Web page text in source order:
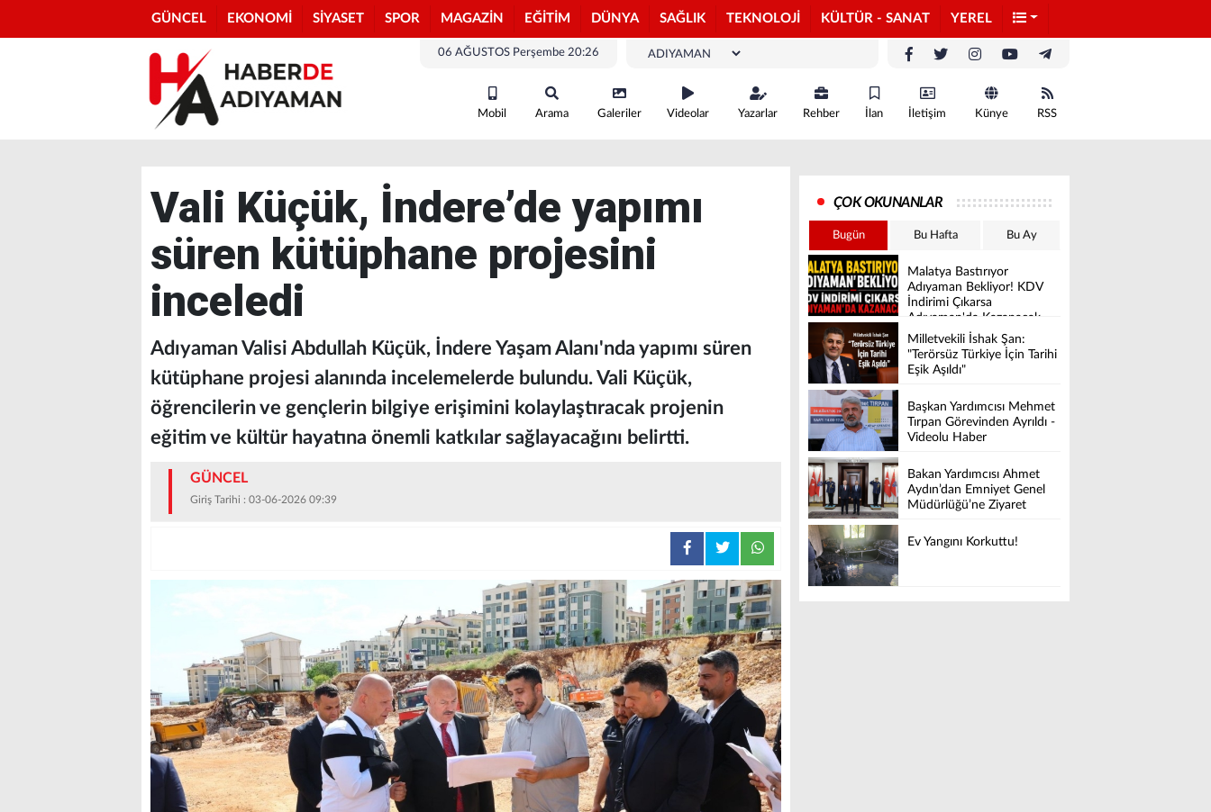
GÜNCEL EKONOMİ SİYASET SPOR MAGAZİN EĞİTİM DÜNYA SAĞLIK TEKNOLOJİ KÜLTÜR - SANAT YEREL
06 AĞUSTOS Perşembe 20:26
Mobil Arama Galeriler Videolar Yazarlar Rehber İlan İletişim Künye RSS
Vali Küçük, İndere’de yapımı
süren kütüphane projesini
inceledi
Adıyaman Valisi Abdullah Küçük, İndere Yaşam Alanı'nda yapımı süren
kütüphane projesi alanında incelemelerde bulundu. Vali Küçük,
öğrencilerin ve gençlerin bilgiye erişimini kolaylaştıracak projenin
eğitim ve kültür hayatına önemli katkılar sağlayacağını belirtti.
GÜNCEL
Giriş Tarihi : 03-06-2026 09:39
ÇOK OKUNANLAR
Bugün Bu Hafta Bu Ay
Malatya Bastırıyor
Adıyaman Bekliyor! KDV
İndirimi Çıkarsa
Adıyaman'da Kazanacak
Milletvekili İshak Şan:
"Terörsüz Türkiye İçin Tarihi
Eşik Aşıldı"
Başkan Yardımcısı Mehmet
Tırpan Görevinden Ayrıldı -
Videolu Haber
Bakan Yardımcısı Ahmet
Aydın’dan Emniyet Genel
Müdürlüğü’ne Ziyaret
Ev Yangını Korkuttu!